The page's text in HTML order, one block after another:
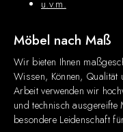
u.v.m.
Möbel nach Maß
Wir bieten Ihnen
Wissen, Können,
Arbeit verwenden wir
und technisch
besondere Leidenschaft